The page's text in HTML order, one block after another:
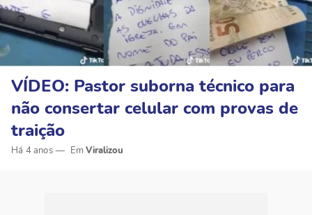
VÍDEO: Pastor suborna técnico para
não consertar celular com provas de
traição
Há 4 anos Viralizou